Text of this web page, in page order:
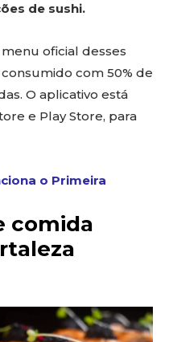
de sushi.
menu oficial desses
com 50% de
O aplicativo está
e Play Store, para
o Primeira
comida